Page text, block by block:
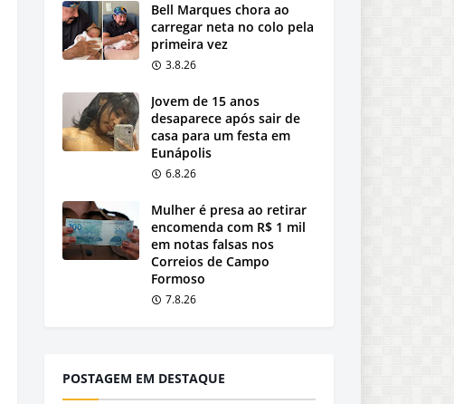
Bell Marques chora ao
carregar neta no colo pela
primeira vez
3.8.26
Jovem de 15 anos
desaparece após sair de
casa para um festa em
Eunápolis
6.8.26
Mulher é presa ao retirar
encomenda com R$ 1 mil
em notas falsas nos
Correios de Campo
Formoso
7.8.26
POSTAGEM EM DESTAQUE